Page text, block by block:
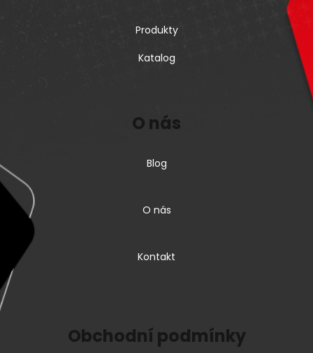
Produkty
Katalog
O nás
Blog
O nás
Kontakt
Obchodní podmínky